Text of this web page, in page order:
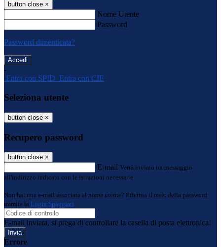
button close ×
Nome Utente
Password
Password dimenticata?
-
Entra con SPID Entra con CIE
Seleziona utente
button close ×
Recupero password
button close ×
E-mail Verrà inviato un messaggio
all'indirizzo indicato con le istruzioni necessarie.
Non hai una e-mail associata al nome utente? Effettua il reset della password
tramite la Login Spaggiari
E-mail inviata, si prega di controllare la casella di posta elettronica!
Errore